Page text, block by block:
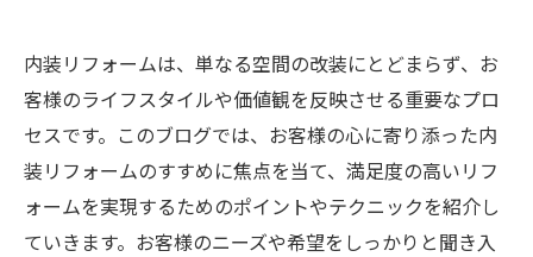
内装リフォームは、単なる空間の改装にとどまらず、お
客様のライフスタイルや価値観を反映させる重要なプロ
セスです。このブログでは、お客様の心に寄り添った内
装リフォームのすすめに焦点を当て、満足度の高いリフ
ォームを実現するためのポイントやテクニックを紹介し
ていきます。お客様のニーズや希望をしっかりと聞き入